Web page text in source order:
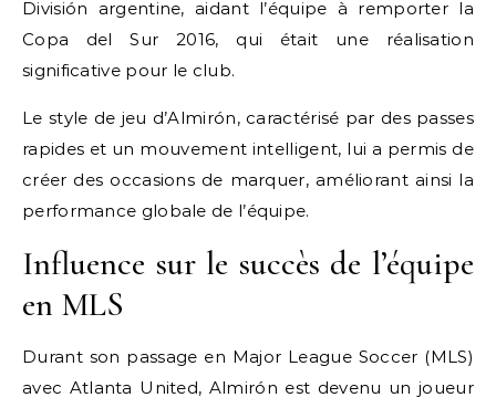
División argentine, aidant l’équipe à remporter la
Copa del Sur 2016, qui était une réalisation
significative pour le club.
Le style de jeu d’Almirón, caractérisé par des passes
rapides et un mouvement intelligent, lui a permis de
créer des occasions de marquer, améliorant ainsi la
performance globale de l’équipe.
Influence sur le succès de l’équipe
en MLS
Durant son passage en Major League Soccer (MLS)
avec Atlanta United, Almirón est devenu un joueur